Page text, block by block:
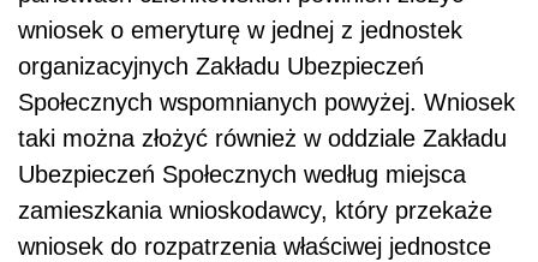
wniosek o emeryturę w jednej z jednostek
organizacyjnych Zakładu Ubezpieczeń
Społecznych wspomnianych powyżej. Wniosek
taki można złożyć również w oddziale Zakładu
Ubezpieczeń Społecznych według miejsca
zamieszkania wnioskodawcy, który przekaże
wniosek do rozpatrzenia właściwej jednostce